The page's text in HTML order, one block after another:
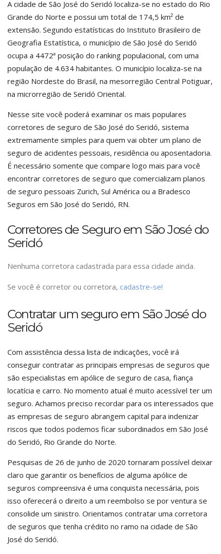
A cidade de São José do Seridó localiza-se no estado do Rio
Grande do Norte e possui um total de 174,5 km² de
extensão. Segundo estatísticas do Instituto Brasileiro de
Geografia Estatística, o município de São José do Seridó
ocupa a 4472ª posição do ranking populacional, com uma
população de 4.634 habitantes. O município localiza-se na
região Nordeste do Brasil, na mesorregião Central Potiguar,
na microrregião de Seridó Oriental.
Nesse site você poderá examinar os mais populares
corretores de seguro de São José do Seridó, sistema
extremamente simples para quem vai obter um plano de
seguro de acidentes pessoais, residência ou aposentadoria.
É necessário somente que compare logo mais para você
encontrar corretores de seguro que comercializam planos
de seguro pessoais Zurich, Sul América ou a Bradesco
Seguros em São José do Seridó, RN.
Corretores de Seguro em São José do
Seridó
Nenhuma corretora cadastrada para essa cidade ainda.
Se você é corretor ou corretora, cadastre-se!
Contratar um seguro em São José do
Seridó
Com assistência dessa lista de indicações, você irá
conseguir contratar as principais empresas de seguros que
são especialistas em apólice de seguro de casa, fiança
locatícia e carro. No momento atual é muito acessível ter um
seguro. Achamos preciso recordar para os interessados que
as empresas de seguro abrangem capital para indenizar
riscos que todos podemos ficar subordinados em São José
do Seridó, Rio Grande do Norte.
Pesquisas de 26 de junho de 2020 tornaram possível deixar
claro que garantir os benefícios de alguma apólice de
seguros compreensiva é uma conquista necessária, pois
isso oferecerá o direito a um reembolso se por ventura se
consolide um sinistro. Orientamos contratar uma corretora
de seguros que tenha crédito no ramo na cidade de São
José do Seridó.